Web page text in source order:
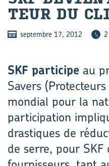
TEUR DU
septembre 17, 2012
SKF participe au
Savers
mondial pour la
participation
drastiques de
de serre, pour SKF